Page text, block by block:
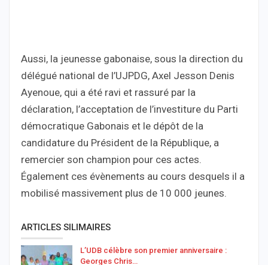
Aussi, la jeunesse gabonaise, sous la direction du
délégué national de l’UJPDG, Axel Jesson Denis
Ayenoue, qui a été ravi et rassuré par la
déclaration, l’acceptation de l’investiture du Parti
démocratique Gabonais et le dépôt de la
candidature du Président de la République, a
remercier son champion pour ces actes.
Également ces évènements au cours desquels il a
mobilisé massivement plus de 10 000 jeunes.
ARTICLES SILIMAIRES
L’UDB célèbre son premier anniversaire :
Georges Chris…